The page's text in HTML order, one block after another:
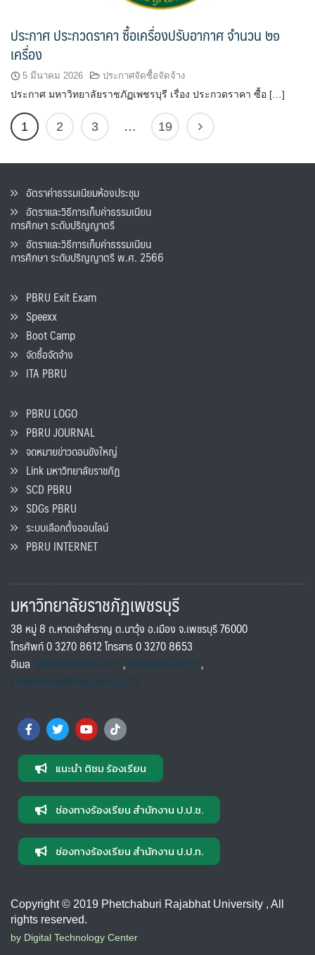
ประกาศ ประกวดราคา ซื้อเครื่องปรับอากาศ จำนวน ๒๑
เครื่อง
5 มีนาคม 2026 ประกาศจัดซื้อจัดจ้าง
ประกาศ มหาวิทยาลัยราชภัฏเพชรบุรี เรื่อง ประกวดราคา ซื้อ […]
1 2 3 … 19
อัตราค่าธรรมเนียมห้องประชุม
อัตราและวิธีการเก็บค่าธรรมเนียน
การศึกษา ระดับปริญญาตรี
อัตราและวิธีการเก็บค่าธรรมเนียน
การศึกษา ระดับปริญญาตรี พ.ศ. 2566
PBRU Exit Exam
Speexx
Boot Camp
จัดซื้อจัดจ้าง
ITA PBRU
PBRU LOGO
PBRU JOURNAL
จดหมายข่าวดอนขังใหญ่
Link มหาวิทยาลัยราชภัฏ
SCD PBRU
SDGs PBRU
ระบบเลือกตั้งออนไลน์
PBRU INTERNET
มหาวิทยาลัยราชภัฏเพชรบุรี
38 หมู่ 8 ถ.หาดเจ้าสำราญ ต.นาวุ้ง อ.เมือง จ.เพชรบุรี 76000
โทรศัพท์ 0 3270 8612 โทรสาร 0 3270 8653
อีเมล saraban@pbru.ac.th, info@pbru.ac.th,
international@mail.pbru.ac.th
แนะนำ ติชม ร้องเรียน
ช่องทางร้องเรียน สำนักงาน ป.ป.ช.
ช่องทางร้องเรียน สำนักงาน ป.ป.ท.
Copyright © 2019 Phetchaburi Rajabhat University , All
rights reserved.
by Digital Technology Center